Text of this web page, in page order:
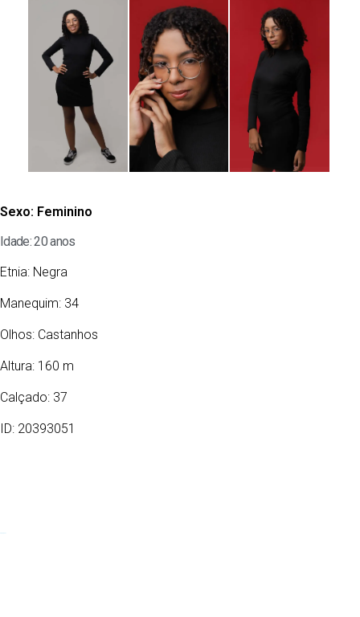
Sexo: Feminino
Idade: 20 anos
Etnia: Negra
Manequim: 34
Olhos: Castanhos
Altura: 160 m
Calçado: 37
ID: 20393051